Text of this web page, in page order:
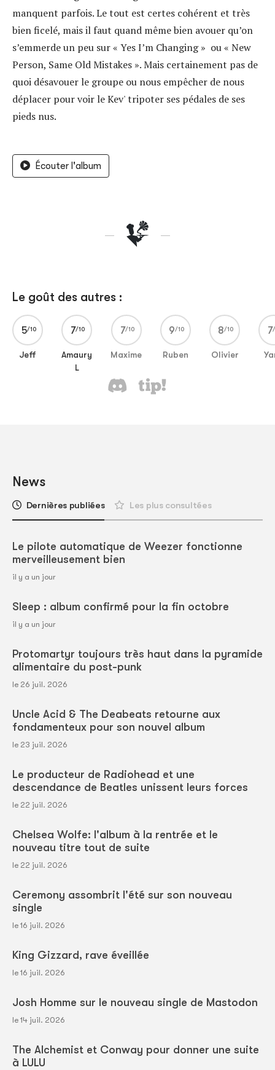
manquent parfois. Le tout est certes cohérent et très
bien ficelé, mais il faut quand même bien avouer qu’on
s’emmerde un peu sur « Yes I’m Changing » ou « New
Person, Same Old Mistakes ». Mais certainement pas de
quoi désavouer le groupe ou nous empêcher de nous
déplacer pour voir le Kev' tripoter ses pédales de ses
pieds nus.
Écouter l'album
Le goût des autres :
5
Jeff
7
Amaury
L
7
Maxime
9
Ruben
8
Olivier
7
News
Dernières publiées Les plus consultées
Le pilote automatique de Weezer fonctionne
merveilleusement bien
il y a un jour
Sleep : album confirmé pour la fin octobre
il y a un jour
Protomartyr toujours très haut dans la pyramide
alimentaire du post-punk
le 26 juil. 2026
Uncle Acid & The Deabeats retourne aux
fondamenteux pour son nouvel album
le 23 juil. 2026
Le producteur de Radiohead et une
descendance de Beatles unissent leurs forces
le 22 juil. 2026
Chelsea Wolfe: l'album à la rentrée et le
nouveau titre tout de suite
le 22 juil. 2026
Ceremony assombrit l'été sur son nouveau
single
le 16 juil. 2026
King Gizzard, rave éveillée
le 16 juil. 2026
Josh Homme sur le nouveau single de Mastodon
le 14 juil. 2026
The Alchemist et Conway pour donner une suite
à LULU